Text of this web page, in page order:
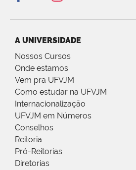
A UNIVERSIDADE
Nossos Cursos
Onde estamos
Vem pra UFVJM
Como estudar na UFVJM
Internacionalização
UFVJM em Números
Conselhos
Reitoria
Pró-Reitorias
Diretorias